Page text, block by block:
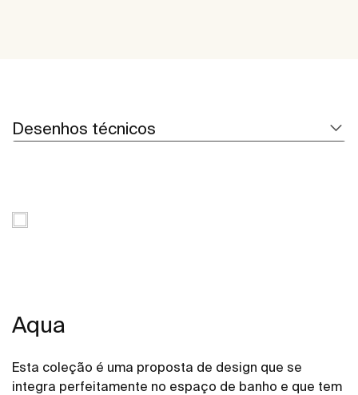
Desenhos técnicos
Aqua
Esta coleção é uma proposta de design que se
integra perfeitamente no espaço de banho e que tem